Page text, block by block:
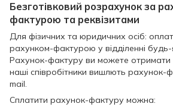
Безготівковий розрахунок за
фактурою та реквізитами
Для фізичних та юридичних осіб:
рахунком-фактурою у відділенні будь-
Рахунок-фактуру ви можете отримати
наші співробітники вишлють
mail.
Сплатити рахунок-фактуру можна: